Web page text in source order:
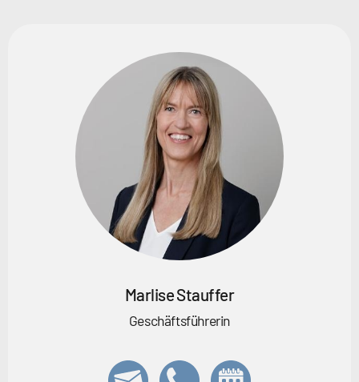
Marlise Stauffer
Geschäftsführerin